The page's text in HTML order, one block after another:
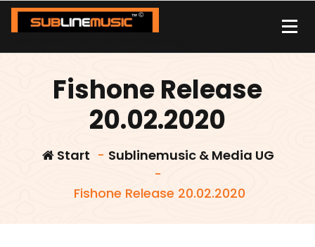
Zum
Inhalt
Fishone Release
20.02.2020
Start - Sublinemusic & Media UG
-
Fishone Release 20.02.2020